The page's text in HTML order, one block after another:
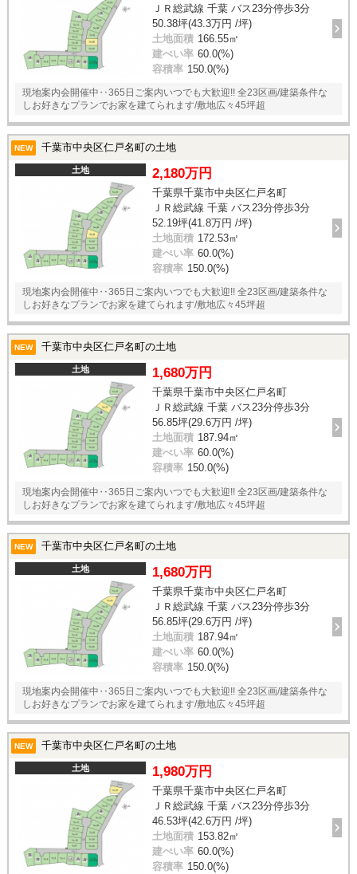
ＪＲ総武線 千葉 バス23分停歩3分
50.38坪(43.3万円 /坪)
土地面積 166.55㎡
建ぺい率 60.0(%)
容積率 150.0(%)
現地案内会開催中‥365日ご案内いつでも大歓迎!! 全23区画/建築条件な
しお好きなプランでお家を建てられます/敷地広々45坪超
NEW 千葉市中央区仁戸名町の土地
土地 2,180万円
千葉県千葉市中央区仁戸名町
ＪＲ総武線 千葉 バス23分停歩3分
52.19坪(41.8万円 /坪)
土地面積 172.53㎡
建ぺい率 60.0(%)
容積率 150.0(%)
現地案内会開催中‥365日ご案内いつでも大歓迎!! 全23区画/建築条件な
しお好きなプランでお家を建てられます/敷地広々45坪超
NEW 千葉市中央区仁戸名町の土地
土地 1,680万円
千葉県千葉市中央区仁戸名町
ＪＲ総武線 千葉 バス23分停歩3分
56.85坪(29.6万円 /坪)
土地面積 187.94㎡
建ぺい率 60.0(%)
容積率 150.0(%)
現地案内会開催中‥365日ご案内いつでも大歓迎!! 全23区画/建築条件な
しお好きなプランでお家を建てられます/敷地広々45坪超
NEW 千葉市中央区仁戸名町の土地
土地 1,680万円
千葉県千葉市中央区仁戸名町
ＪＲ総武線 千葉 バス23分停歩3分
56.85坪(29.6万円 /坪)
土地面積 187.94㎡
建ぺい率 60.0(%)
容積率 150.0(%)
現地案内会開催中‥365日ご案内いつでも大歓迎!! 全23区画/建築条件な
しお好きなプランでお家を建てられます/敷地広々45坪超
NEW 千葉市中央区仁戸名町の土地
土地 1,980万円
千葉県千葉市中央区仁戸名町
ＪＲ総武線 千葉 バス23分停歩3分
46.53坪(42.6万円 /坪)
土地面積 153.82㎡
建ぺい率 60.0(%)
容積率 150.0(%)